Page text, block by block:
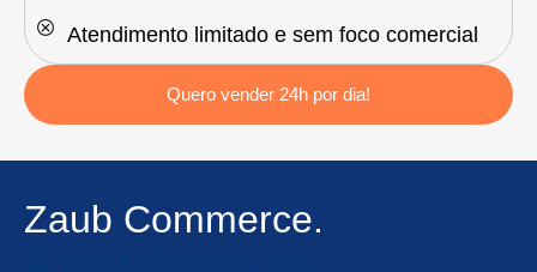
Atendimento limitado e sem foco comercial
Quero vender 24h por dia!
Zaub Commerce.